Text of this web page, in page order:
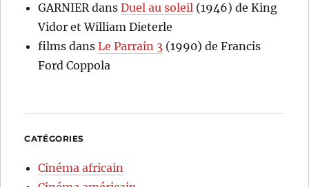
GARNIERdansDuel au soleil (1946) de King
Vidor et William Dieterle
films dansLe Parrain 3 (1990) de Francis
Ford Coppola
CATÉGORIES
Cinéma africain